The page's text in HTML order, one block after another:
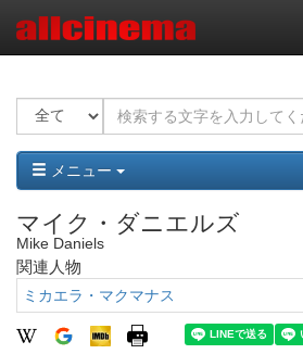
メニュー
マイク・ダニエルズ
Mike Daniels
関連人物
ミカエラ・マクマナス